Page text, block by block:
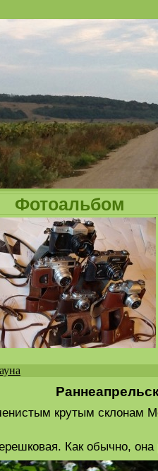
Фотоальбом
крутым склонам
Как обычно, она